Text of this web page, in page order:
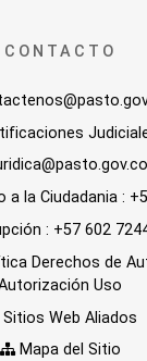
CONTACTO
a la Ciudadania :
: +57 602
Derechos de
Uso
Sitios Web Aliados
Mapa del Sitio